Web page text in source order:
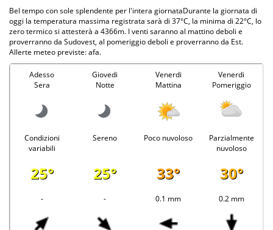
Bel tempo con sole splendente per l'intera giornataDurante la giornata di
oggi la temperatura massima registrata sarà di 37°C, la minima di 22°C, lo
zero termico si attesterà a 4366m. I venti saranno al mattino deboli e
proverranno da Sudovest, al pomeriggio deboli e proverranno da Est.
Allerte meteo previste: afa.
Adesso
Sera
Giovedi
Notte
Venerdi
Mattina
Venerdi
Pomeriggio
Condizioni
variabili
Sereno Poco nuvoloso
Parzialmente
nuvoloso
25° 25° 33° 30°
- - 0.1 mm 0.2 mm